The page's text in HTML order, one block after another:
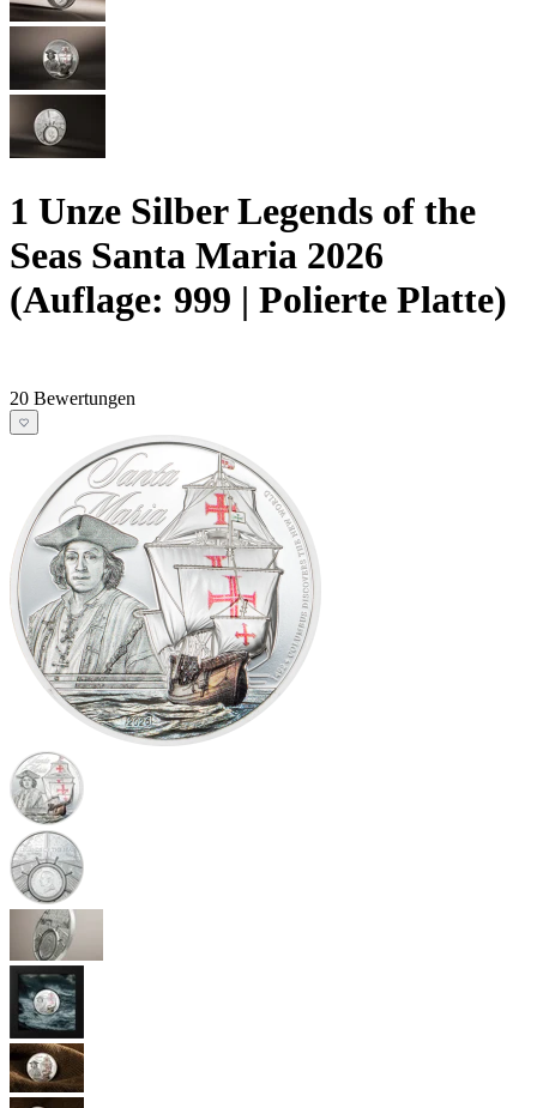
1 Unze Silber Legends of the
Seas Santa Maria 2026
(Auflage: 999 | Polierte Platte)
20 Bewertungen